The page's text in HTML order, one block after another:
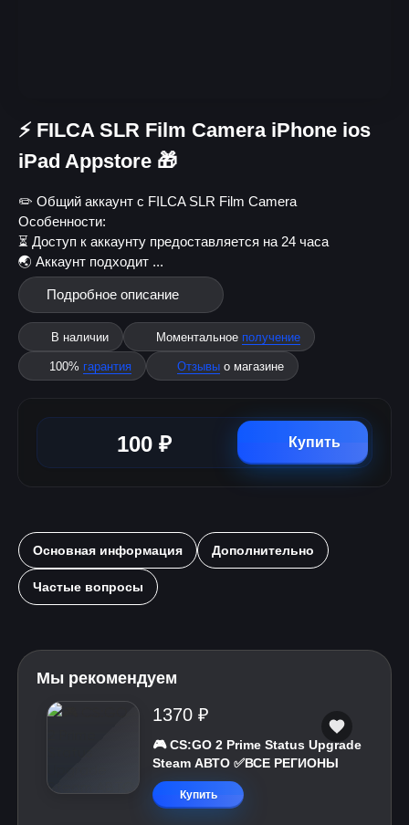
⚡️ FILCA SLR Film Camera iPhone ios
iPad Appstore 🎁
✏️ Общий аккаунт с FILCA SLR Film Camera
Особенности:
⏳ Доступ к аккаунту предоставляется на 24 часа
🌏 Аккаунт подходит ...
Подробное описание
В наличии Моментальное получение
100% гарантия Отзывы о магазине
100 ₽ Купить
Основная информация Дополнительно
Частые вопросы
Мы рекомендуем
1370 ₽
🎮 CS:GO 2 Prime Status Upgrade
Steam АВТО ✅ВСЕ РЕГИОНЫ
Купить